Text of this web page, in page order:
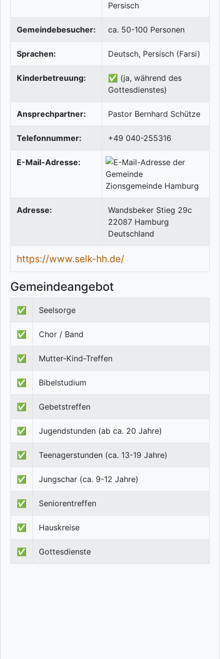
Persisch
Gemeindebesucher: ca. 50-100 Personen
Sprachen: Deutsch, Persisch (Farsi)
Kinderbetreuung:
✅ (ja, während des
Gottesdienstes)
Ansprechpartner: Pastor Bernhard Schütze
Telefonnummer: +49 040-255316
E-Mail-Adresse:
Adresse:
Wandsbeker Stieg 29c
22087 Hamburg
Deutschland
https://www.selk-hh.de/
Gemeindeangebot
✅ Seelsorge
✅ Chor / Band
✅ Mutter-Kind-Treffen
✅ Bibelstudium
✅ Gebetstreffen
✅ Jugendstunden (ab ca. 20 Jahre)
✅ Teenagerstunden (ca. 13-19 Jahre)
✅ Jungschar (ca. 9-12 Jahre)
✅ Seniorentreffen
✅ Hauskreise
✅ Gottesdienste